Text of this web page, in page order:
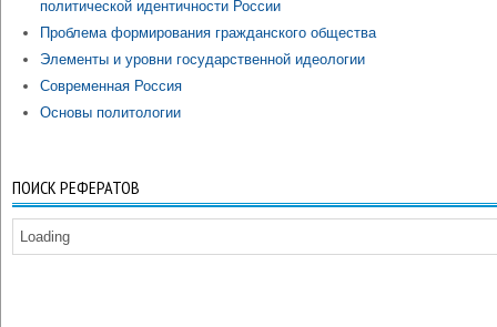
политической идентичности России
Проблема формирования гражданского общества
Элементы и уровни государственной идеологии
Современная Россия
Основы политологии
ПОИСК РЕФЕРАТОВ
Loading